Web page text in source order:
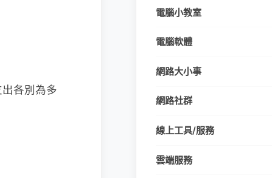
各別為多
電腦小教室
電腦軟體
網路大小事
網路社群
線上工具/服務
雲端服務